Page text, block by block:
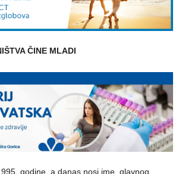
ČINE MLADI
godine, a danas nosi ime glavnog